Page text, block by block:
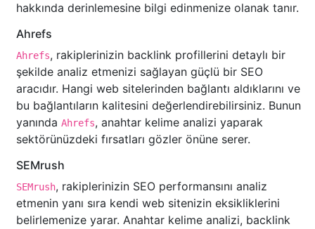
hakkında derinlemesine bilgi edinmenize olanak tanır.
Ahrefs
Ahrefs, rakiplerinizin backlink profillerini detaylı bir
şekilde analiz etmenizi sağlayan güçlü bir SEO
aracıdır. Hangi web sitelerinden bağlantı aldıklarını ve
bu bağlantıların kalitesini değerlendirebilirsiniz. Bunun
yanında Ahrefs, anahtar kelime analizi yaparak
sektörünüzdeki fırsatları gözler önüne serer.
SEMrush
SEMrush, rakiplerinizin SEO performansını analiz
etmenin yanı sıra kendi web sitenizin eksikliklerini
belirlemenize yarar. Anahtar kelime analizi, backlink